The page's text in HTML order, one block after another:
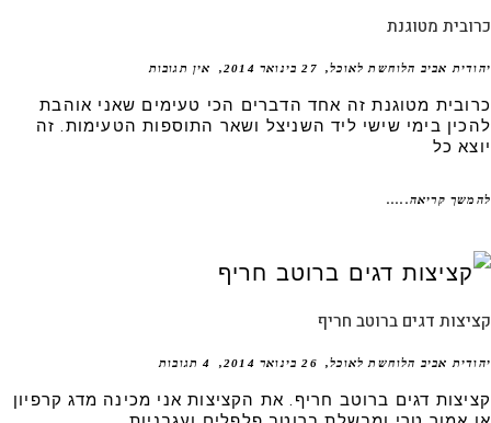
מטוגנת
אביב הלוחשת לאוכל 27 בינואר 2014 אין תגובות
מטוגנת זה אחד הדברים הכי טעימים שאני אוהבת
בימי שישי ליד השניצל ושאר התוספות הטעימות. זה
כל
קריאה.....
דגים ברוטב חריף
אביב הלוחשת לאוכל 26 בינואר 2014 4 תגובות
דגים ברוטב חריף. את הקציצות אני מכינה מדג קרפיון